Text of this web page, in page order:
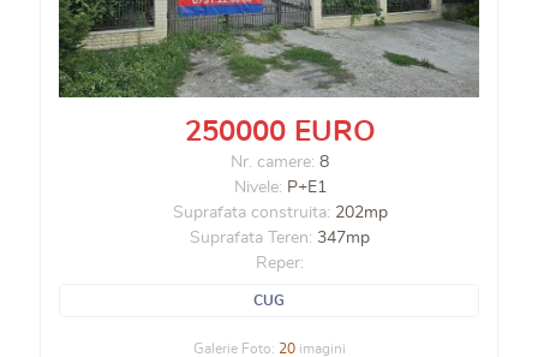
250000 EURO
Nr. camere: 8
Nivele: P+E1
Suprafata construita: 202mp
Suprafata Teren: 347mp
Reper:
CUG
Galerie Foto: 20imagini